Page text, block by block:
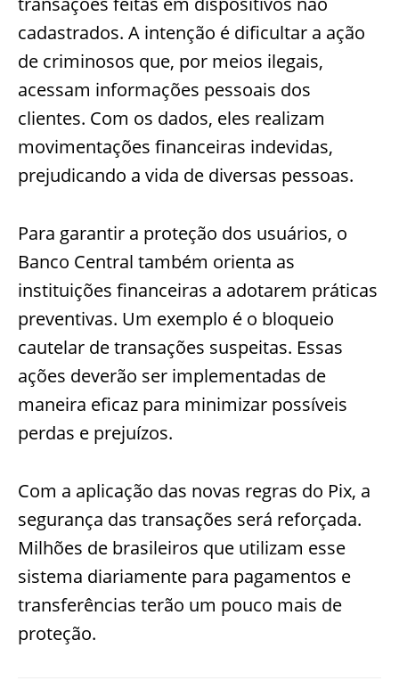
cadastrados. A intenção é dificultar a ação
de criminosos que, por meios ilegais,
acessam informações pessoais dos
clientes. Com os dados, eles realizam
movimentações financeiras indevidas,
prejudicando a vida de diversas pessoas.
Para garantir a proteção dos usuários, o
Banco Central também orienta as
instituições financeiras a adotarem práticas
preventivas. Um exemplo é o bloqueio
cautelar de transações suspeitas. Essas
ações deverão ser implementadas de
maneira eficaz para minimizar possíveis
perdas e prejuízos.
Com a aplicação das novas regras do Pix, a
segurança das transações será reforçada.
Milhões de brasileiros que utilizam esse
sistema diariamente para pagamentos e
transferências terão um pouco mais de
proteção.